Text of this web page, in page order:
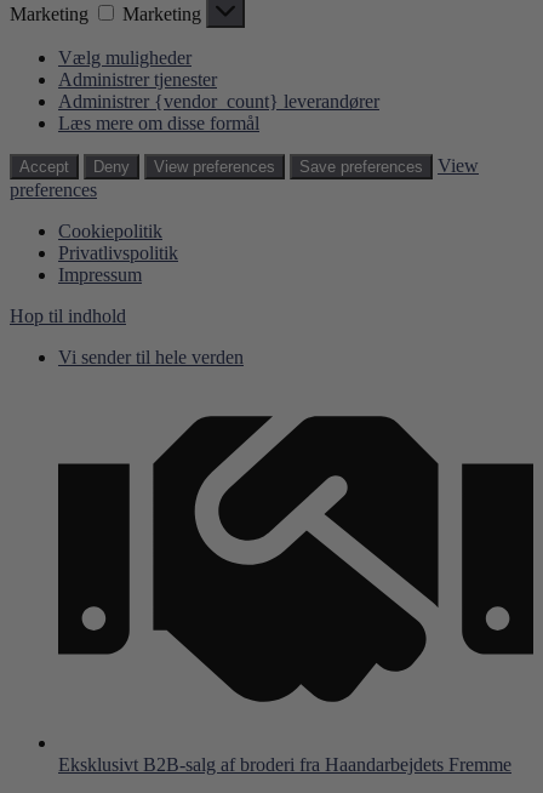
Marketing
Marketing
Vælg muligheder
Administrer tjenester
Administrer {vendor_count} leverandører
Læs mere om disse formål
Accept Deny View preferences Save preferences
View
preferences
Cookiepolitik
Privatlivspolitik
Impressum
Hop til indhold
Vi sender til hele verden
Eksklusivt B2B-salg af broderi fra Haandarbejdets Fremme